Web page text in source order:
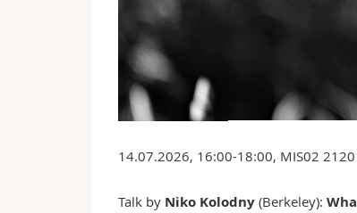
14.07.2026, 16:00-18:00, MIS02 2120
Talk by Niko Kolodny (Berkeley):